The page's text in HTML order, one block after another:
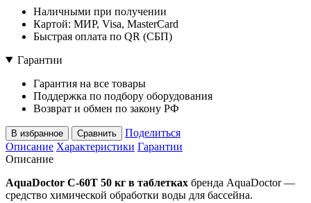
Наличными при получении
Картой: МИР, Visa, MasterCard
Быстрая оплата по QR (СБП)
Гарантии
Гарантия на все товары
Поддержка по подбору оборудования
Возврат и обмен по закону РФ
В избранное Сравнить
Поделиться
Описание Характеристики Гарантии
Описание
AquaDoctor C-60T 50 кг в таблетках бренда AquaDoctor —
средство химической обработки воды для бассейна.